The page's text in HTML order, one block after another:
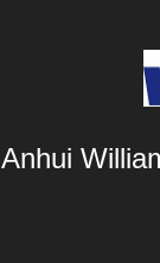
Anhui